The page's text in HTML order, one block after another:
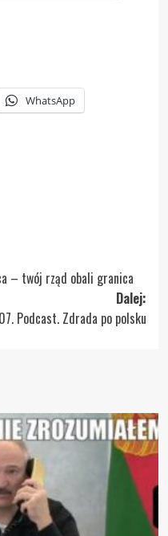
WhatsApp
– twój rząd obali granica
Dalej:
Podcast. Zdrada po polsku